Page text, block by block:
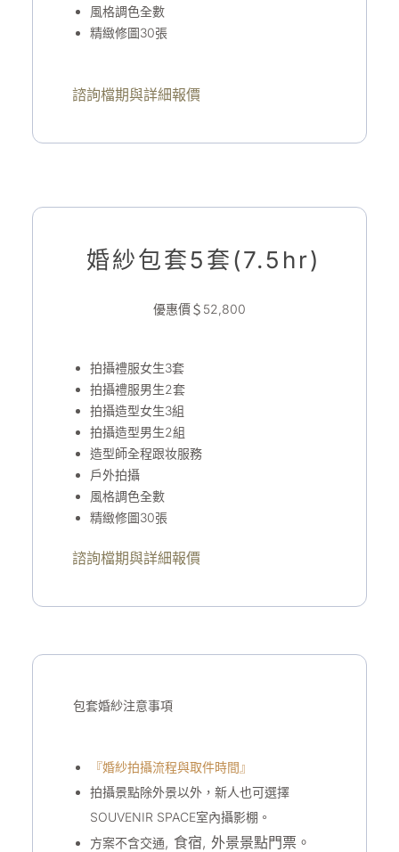
風格調色全數
精緻修圖30張
諮詢檔期與詳細報價
婚紗包套5套(7.5hr)
優惠價＄52,800
拍攝禮服女生3套
拍攝禮服男生2套
拍攝造型女生3組
拍攝造型男生2組
造型師全程跟妆服務
戶外拍攝
風格調色全數
精緻修圖30張
諮詢檔期與詳細報價
包套婚紗注意事項
『婚紗拍攝流程與取件時間』
拍攝景點除外景以外，新人也可選擇
SOUVENIR SPACE室內攝影棚。
方案不含交通, 食宿, 外景景點門票。